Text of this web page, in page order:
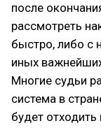
после
рассмотреть
быстро, либо с
иных
Многие судьи
система в
будет отходить